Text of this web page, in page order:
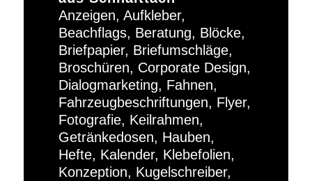
Anzeigen, Aufkleber,
Beachflags, Beratung, Blöcke,
Briefpapier, Briefumschläge,
Broschüren, Corporate Design,
Dialogmarketing, Fahnen,
Fahrzeugbeschriftungen, Flyer,
Fotografie, Keilrahmen,
Getränkedosen, Hauben,
Hefte, Kalender, Klebefolien,
Konzeption, Kugelschreiber,